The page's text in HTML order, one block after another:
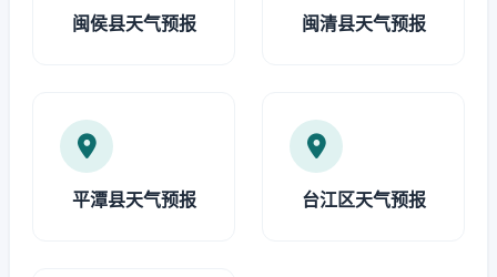
闽侯县天气预报 闽清县天气预报
平潭县天气预报 台江区天气预报